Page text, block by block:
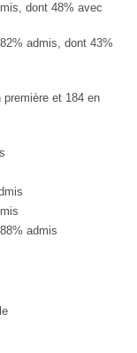
dont 48% avec
admis, dont 43%
et 184 en
admis